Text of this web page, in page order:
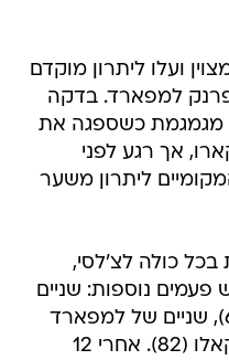
ועלו ליתרון מוקדם
של פרנק למפארד. בדקה
מגמגמת כשספגה את
אך רגע לפני
ה-44 חזרו המקומיים ליתרון משער
בכל כולה לצ'לסי,
נוספות: שניים
של פלוראן מאלודה (57 ו-68), שניים של למפארד
(62 ו-90) ושער של סלומון קאלו (82). אחרי 12